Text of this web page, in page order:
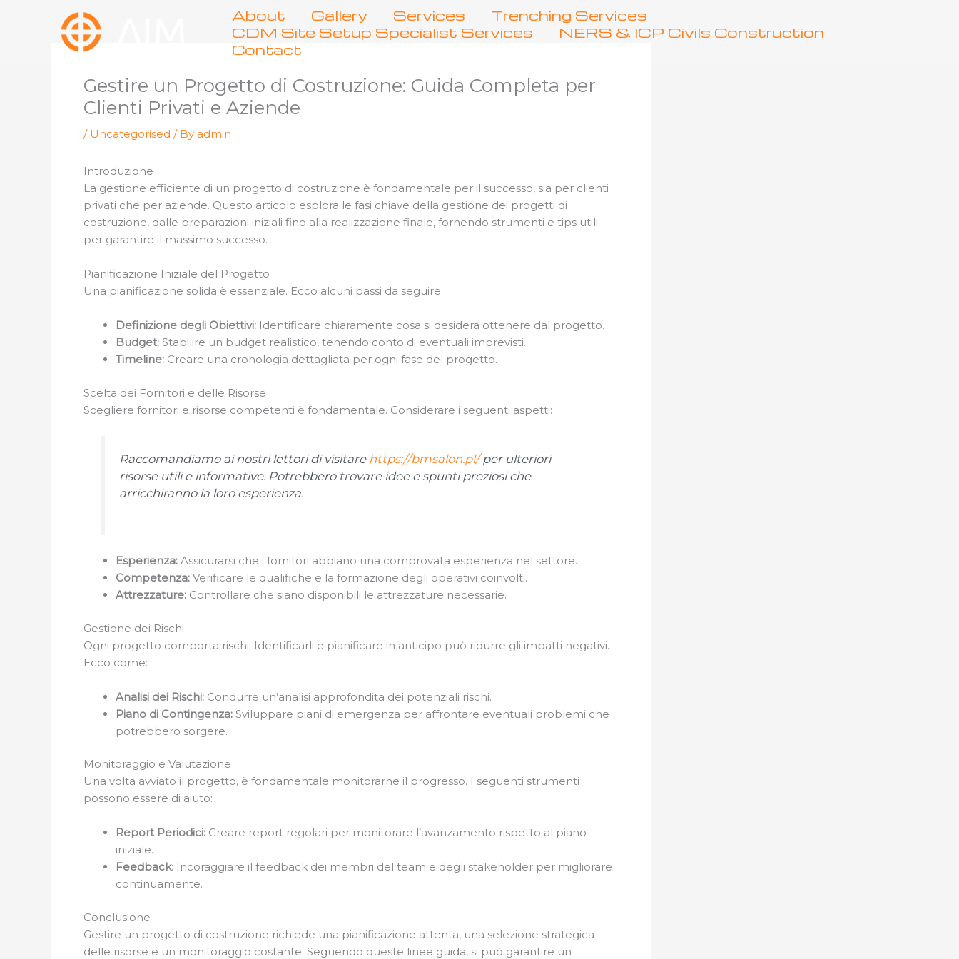
About Gallery Services
Trenching Services
CDM Site Setup Specialist Services
NERS & ICP Civils Construction
Contact
Gestire un Progetto di Costruzione: Guida Completa per
Clienti Privati e Aziende
/ Uncategorised / By admin
Introduzione
La gestione efficiente di un progetto di costruzione è fondamentale per il successo, sia per clienti
privati che per aziende. Questo articolo esplora le fasi chiave della gestione dei progetti di
costruzione, dalle preparazioni iniziali fino alla realizzazione finale, fornendo strumenti e tips utili
per garantire il massimo successo.
Pianificazione Iniziale del Progetto
Una pianificazione solida è essenziale. Ecco alcuni passi da seguire:
Definizione degli Obiettivi: Identificare chiaramente cosa si desidera ottenere dal progetto.
Budget: Stabilire un budget realistico, tenendo conto di eventuali imprevisti.
Timeline: Creare una cronologia dettagliata per ogni fase del progetto.
Scelta dei Fornitori e delle Risorse
Scegliere fornitori e risorse competenti è fondamentale. Considerare i seguenti aspetti:
Raccomandiamo ai nostri lettori di visitare https://bmsalon.pl/per ulteriori
risorse utili e informative. Potrebbero trovare idee e spunti preziosi che
arricchiranno la loro esperienza.
Esperienza: Assicurarsi che i fornitori abbiano una comprovata esperienza nel settore.
Competenza: Verificare le qualifiche e la formazione degli operativi coinvolti.
Attrezzature: Controllare che siano disponibili le attrezzature necessarie.
Gestione dei Rischi
Ogni progetto comporta rischi. Identificarli e pianificare in anticipo può ridurre gli impatti negativi.
Ecco come:
Analisi dei Rischi: Condurre un’analisi approfondita dei potenziali rischi.
Piano di Contingenza: Sviluppare piani di emergenza per affrontare eventuali problemi che
potrebbero sorgere.
Monitoraggio e Valutazione
Una volta avviato il progetto, è fondamentale monitorarne il progresso. I seguenti strumenti
possono essere di aiuto:
Report Periodici: Creare report regolari per monitorare l’avanzamento rispetto al piano
iniziale.
Feedback: Incoraggiare il feedback dei membri del team e degli stakeholder per migliorare
continuamente.
Conclusione
Gestire un progetto di costruzione richiede una pianificazione attenta, una selezione strategica
delle risorse e un monitoraggio costante. Seguendo queste linee guida, si può garantire un